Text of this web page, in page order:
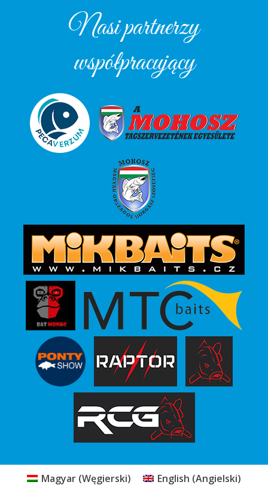
Nasi partnerzy
współpracujący
Magyar (Węgierski) English (Angielski)